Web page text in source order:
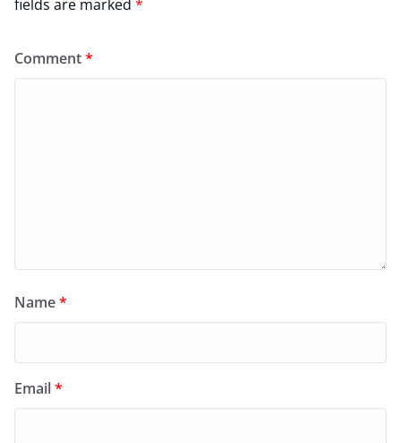
fields are marked *
Comment*
Name*
Email*